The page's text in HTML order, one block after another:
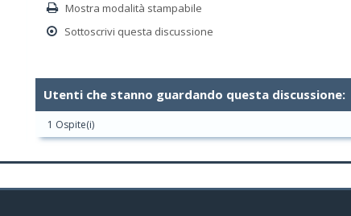
Mostra modalità stampabile
Sottoscrivi questa discussione
Utenti che stanno guardando questa discussione:
1 Ospite(i)